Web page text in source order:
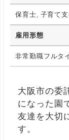
保育士, 子育て支
雇用形態
非常勤職フルタ
大阪市の委
になった園
友達を大切
す。